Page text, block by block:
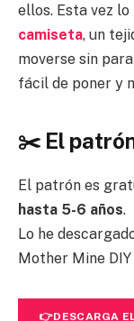
ellos. Esta vez lo
camiseta, un
moverse sin
fácil de poner y
✂️ El
El patrón es
hasta 5-6 años.
Lo he
Mother Mine
👉DESCARGA